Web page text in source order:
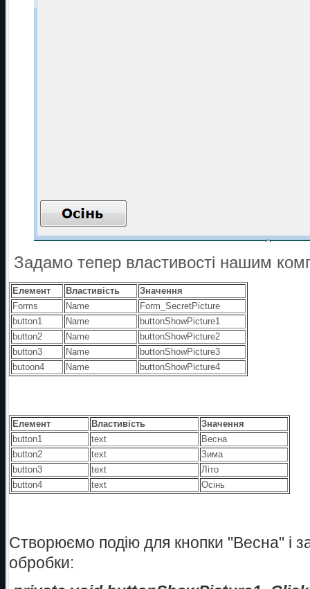
Задамо тепер властивості нашим
Елемент Властивість
Значення
Forms
Name
Form_SecretPicture
button1
Name
buttonShowPicture1
button2
Name
buttonShowPicture2
button3
Name
buttonShowPicture3
butoon4
Name buttonShowPicture4
Елемент Властивість
Значення
button1
text
Весна
button2
text
Зима
button3
text
Літо
button4
text Осінь
Створюємо подію для кнопки "Весна" і
обробки: